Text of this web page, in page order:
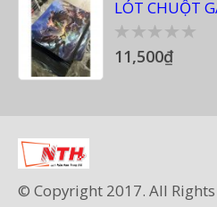
5
LÓT CHUỘT
0
out
11,500₫
© Copyright 2017. All Rights